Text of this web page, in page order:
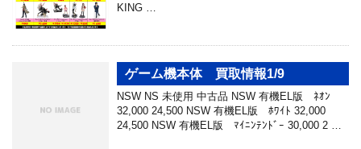
KING …
ゲーム機本体 買取情報1/9
NSW NS 未使用 中古品 NSW 有機EL版 ﾈｵﾝ
32,000 24,500 NSW 有機EL版 ﾎﾜｲﾄ 32,000
24,500 NSW 有機EL版 ﾏｲﾆﾝﾃﾝﾄﾞｰ 30,000 2 …